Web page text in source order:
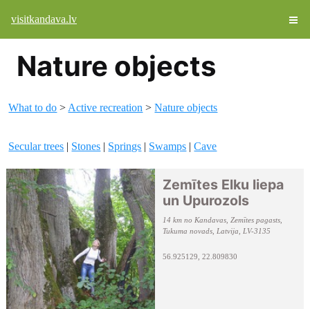
visitkandava.lv
Nature objects
What to do > Active recreation >Nature objects
Secular trees | Stones | Springs | Swamps |Cave
Zemītes Elku liepa
un Upurozols
14 km no Kandavas, Zemītes pagasts,
Tukuma novads, Latvija, LV-3135
56.925129, 22.809830